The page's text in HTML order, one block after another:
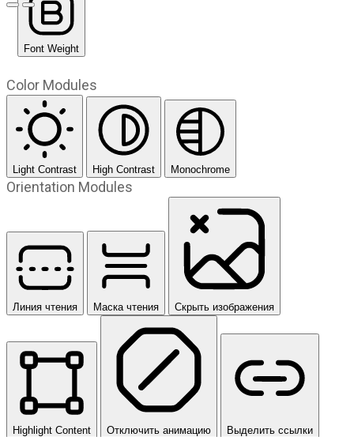
Предыдущий слайд
Следующий слайд
Font Weight
Color Modules
Light Contrast High Contrast Monochrome
Orientation Modules
Линия чтения Маска чтения Скрыть изображения
Highlight Content Отключить анимацию
Выделить ссылки